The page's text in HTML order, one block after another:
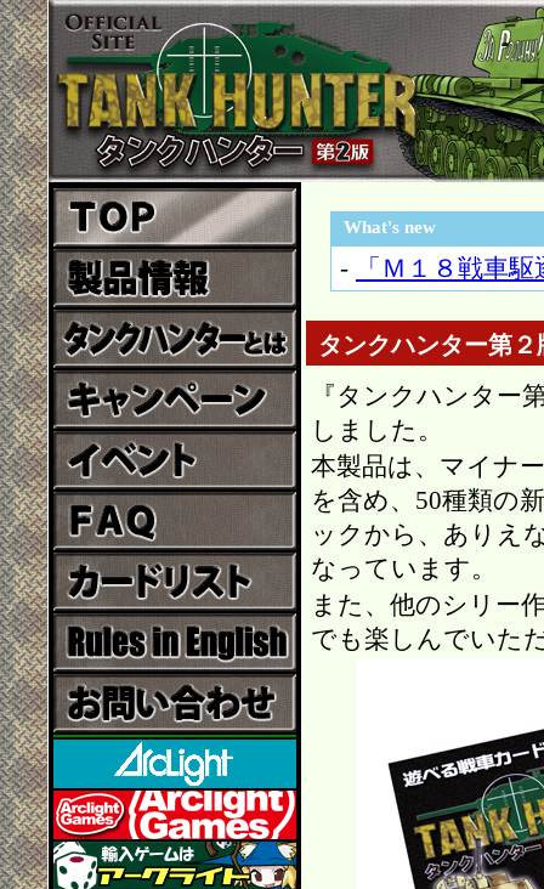
What's new
- 「Ｍ１８戦車
タンクハンター第
『タンクハンター
しました。
本製品は、マイナ
を含め、50種類の
ックから、ありえ
なっています。
また、他のシリー
でも楽しんでいた